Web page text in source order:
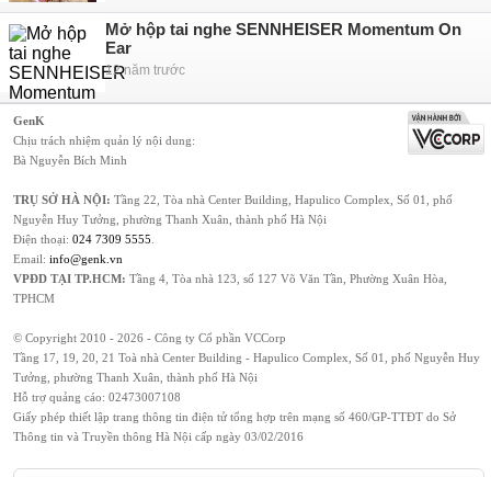
Mở hộp tai nghe SENNHEISER Momentum On
Ear
12 năm trước
GenK
Chịu trách nhiệm quản lý nội dung:
Bà Nguyễn Bích Minh
TRỤ SỞ HÀ NỘI: Tầng 22, Tòa nhà Center Building, Hapulico Complex, Số 01, phố
Nguyễn Huy Tưởng, phường Thanh Xuân, thành phố Hà Nội
Điện thoại: 024 7309 5555
Email: info@genk.vn
VPĐD TẠI TP.HCM: Tầng 4, Tòa nhà 123, số 127 Võ Văn Tần, Phường Xuân Hòa,
TPHCM
© Copyright 2010 - 2026 - Công ty Cổ phần VCCorp
Tầng 17, 19, 20, 21 Toà nhà Center Building - Hapulico Complex, Số 01, phố Nguyễn Huy
Tưởng, phường Thanh Xuân, thành phố Hà Nội
Hỗ trợ quảng cáo: 02473007108
Giấy phép thiết lập trang thông tin điện tử tổng hợp trên mạng số 460/GP-TTĐT do Sở
Thông tin và Truyền thông Hà Nội cấp ngày 03/02/2016